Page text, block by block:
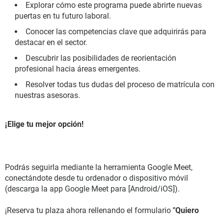
Explorar cómo este programa puede abrirte nuevas
puertas en tu futuro laboral.
Conocer las competencias clave que adquirirás para
destacar en el sector.
Descubrir las posibilidades de reorientación
profesional hacia áreas emergentes.
Resolver todas tus dudas del proceso de matrícula con
nuestras asesoras.
¡Elige tu mejor opción!
Podrás seguirla mediante la herramienta Google Meet,
conectándote desde tu ordenador o dispositivo móvil
(descarga la app Google Meet para [Android/iOS]).
¡Reserva tu plaza ahora rellenando el formulario "Quiero